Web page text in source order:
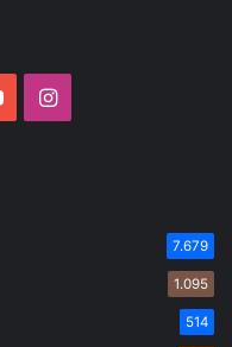
YouTubeInstagram
7.679
1.095
514